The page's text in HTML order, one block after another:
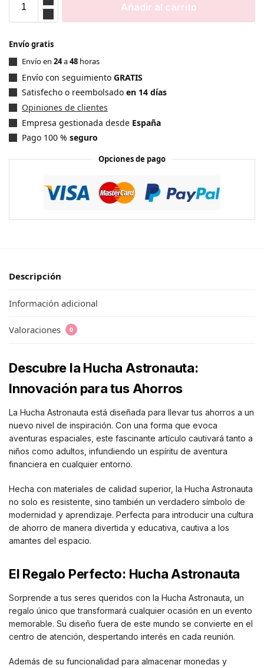
Añadir al carrito
Envío gratis
Envío en 24a48 horas
Envío con seguimiento GRATIS
Satisfecho o reembolsado en 14 días
Opiniones de clientes
Empresa gestionada desde España
Pago 100 % seguro
Opciones de pago
Descripción
Información adicional
Valoraciones 0
Descubre la Hucha Astronauta:
Innovación para tus Ahorros
La Hucha Astronauta está diseñada para llevar tus ahorros a un
nuevo nivel de inspiración. Con una forma que evoca
aventuras espaciales, este fascinante artículo cautivará tanto a
niños como adultos, infundiendo un espíritu de aventura
financiera en cualquier entorno.
Hecha con materiales de calidad superior, la Hucha Astronauta
no solo es resistente, sino también un verdadero símbolo de
modernidad y aprendizaje. Perfecta para introducir una cultura
de ahorro de manera divertida y educativa, cautiva a los
amantes del espacio.
El Regalo Perfecto: Hucha Astronauta
Sorprende a tus seres queridos con la Hucha Astronauta, un
regalo único que transformará cualquier ocasión en un evento
memorable. Su diseño fuera de este mundo se convierte en el
centro de atención, despertando interés en cada reunión.
Además de su funcionalidad para almacenar monedas y